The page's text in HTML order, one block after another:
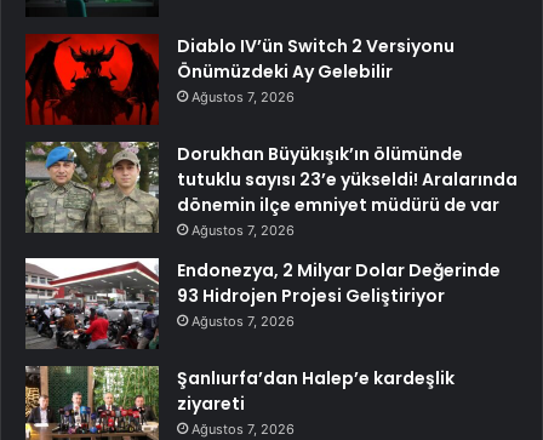
Diablo IV’ün Switch 2 Versiyonu
Önümüzdeki Ay Gelebilir
Ağustos 7, 2026
Dorukhan Büyükışık’ın ölümünde
tutuklu sayısı 23’e yükseldi! Aralarında
dönemin ilçe emniyet müdürü de var
Ağustos 7, 2026
Endonezya, 2 Milyar Dolar Değerinde
93 Hidrojen Projesi Geliştiriyor
Ağustos 7, 2026
Şanlıurfa’dan Halep’e kardeşlik
ziyareti
Ağustos 7, 2026